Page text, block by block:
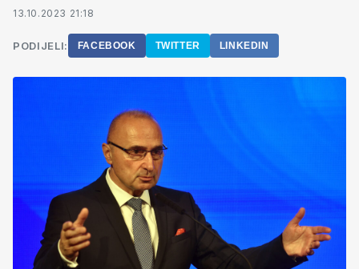
13.10.2023 21:18
PODIJELI: FACEBOOK TWITTER LINKEDIN